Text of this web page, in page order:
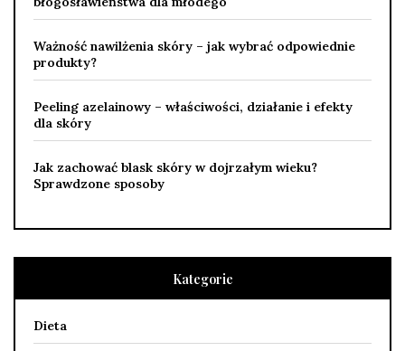
Ważność nawilżenia skóry – jak wybrać odpowiednie
produkty?
Peeling azelainowy – właściwości, działanie i efekty
dla skóry
Jak zachować blask skóry w dojrzałym wieku?
Sprawdzone sposoby
Kategorie
Dieta